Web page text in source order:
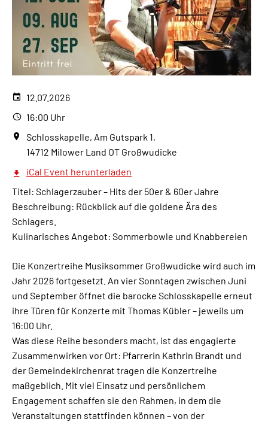
12.07.2026
16:00 Uhr
Schlosskapelle, Am Gutspark 1,
14712 Milower Land OT Großwudicke
iCal Event herunterladen
Titel: Schlagerzauber – Hits der 50er & 60er Jahre
Beschreibung: Rückblick auf die goldene Ära des
Schlagers.
Kulinarisches Angebot: Sommerbowle und Knabbereien
Die Konzertreihe Musiksommer Großwudicke wird auch im
Jahr 2026 fortgesetzt. An vier Sonntagen zwischen Juni
und September öffnet die barocke Schlosskapelle erneut
ihre Türen für Konzerte mit Thomas Kübler – jeweils um
16:00 Uhr.
Was diese Reihe besonders macht, ist das engagierte
Zusammenwirken vor Ort: Pfarrerin Kathrin Brandt und
der Gemeindekirchenrat tragen die Konzertreihe
maßgeblich. Mit viel Einsatz und persönlichem
Engagement schaffen sie den Rahmen, in dem die
Veranstaltungen stattfinden können – von der